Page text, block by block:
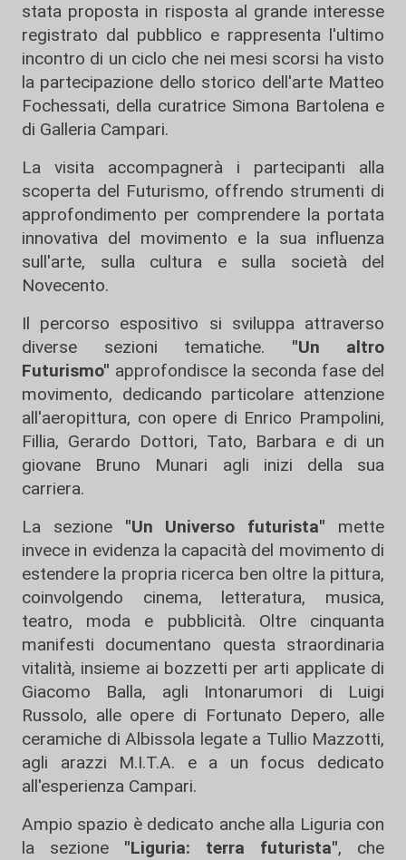
stata proposta in risposta al grande interesse
registrato dal pubblico e rappresenta l'ultimo
incontro di un ciclo che nei mesi scorsi ha visto
la partecipazione dello storico dell'arte Matteo
Fochessati, della curatrice Simona Bartolena e
di Galleria Campari.
La visita accompagnerà i partecipanti alla
scoperta del Futurismo, offrendo strumenti di
approfondimento per comprendere la portata
innovativa del movimento e la sua influenza
sull'arte, sulla cultura e sulla società del
Novecento.
Il percorso espositivo si sviluppa attraverso
diverse sezioni tematiche. "Un altro
Futurismo" approfondisce la seconda fase del
movimento, dedicando particolare attenzione
all'aeropittura, con opere di Enrico Prampolini,
Fillia, Gerardo Dottori, Tato, Barbara e di un
giovane Bruno Munari agli inizi della sua
carriera.
La sezione "Un Universo futurista" mette
invece in evidenza la capacità del movimento di
estendere la propria ricerca ben oltre la pittura,
coinvolgendo cinema, letteratura, musica,
teatro, moda e pubblicità. Oltre cinquanta
manifesti documentano questa straordinaria
vitalità, insieme ai bozzetti per arti applicate di
Giacomo Balla, agli Intonarumori di Luigi
Russolo, alle opere di Fortunato Depero, alle
ceramiche di Albissola legate a Tullio Mazzotti,
agli arazzi M.I.T.A. e a un focus dedicato
all'esperienza Campari.
Ampio spazio è dedicato anche alla Liguria con
la sezione "Liguria: terra futurista", che